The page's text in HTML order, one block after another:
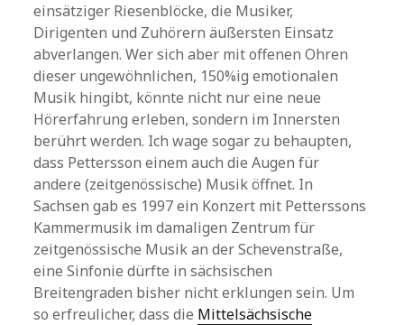
einsätziger Riesenblöcke, die Musiker,
Dirigenten und Zuhörern äußersten Einsatz
abverlangen. Wer sich aber mit offenen Ohren
dieser ungewöhnlichen, 150%ig emotionalen
Musik hingibt, könnte nicht nur eine neue
Hörerfahrung erleben, sondern im Innersten
berührt werden. Ich wage sogar zu behaupten,
dass Pettersson einem auch die Augen für
andere (zeitgenössische) Musik öffnet. In
Sachsen gab es 1997 ein Konzert mit Petterssons
Kammermusik im damaligen Zentrum für
zeitgenössische Musik an der Schevenstraße,
eine Sinfonie dürfte in sächsischen
Breitengraden bisher nicht erklungen sein. Um
so erfreulicher, dass die Mittelsächsische